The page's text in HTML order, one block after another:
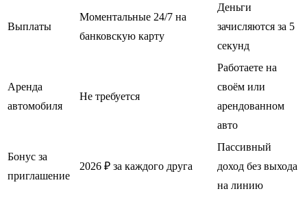
Выплаты
Моментальные 24/7 на
банковскую карту
Деньги
зачисляются за 5
секунд
Аренда
автомобиля
Не требуется
Работаете на
своём или
арендованном
авто
Бонус за
приглашение
2026 ₽ за каждого друга
Пассивный
доход без выхода
на линию